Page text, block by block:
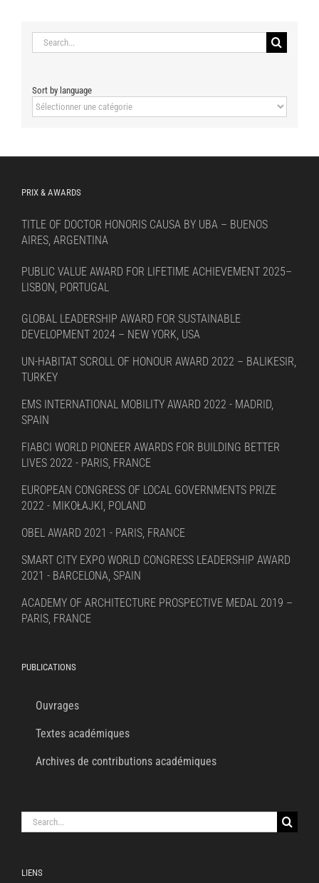
Search
for:
Sort by language
Sort
by
PRIX & AWARDS
TITLE OF DOCTOR HONORIS CAUSA BY UBA – BUENOS
AIRES, ARGENTINA
PUBLIC VALUE AWARD FOR LIFETIME ACHIEVEMENT 2025–
LISBON, PORTUGAL
GLOBAL LEADERSHIP AWARD FOR SUSTAINABLE
DEVELOPMENT 2024 – NEW YORK, USA
UN-HABITAT SCROLL OF HONOUR AWARD 2022 – BALIKESIR,
TURKEY
EMS INTERNATIONAL MOBILITY AWARD 2022 - MADRID,
SPAIN
FIABCI WORLD PIONEER AWARDS FOR BUILDING BETTER
LIVES 2022 - PARIS, FRANCE
EUROPEAN CONGRESS OF LOCAL GOVERNMENTS PRIZE
2022 - MIKOŁAJKI, POLAND
OBEL AWARD 2021 - PARIS, FRANCE
SMART CITY EXPO WORLD CONGRESS LEADERSHIP AWARD
2021 - BARCELONA, SPAIN
ACADEMY OF ARCHITECTURE PROSPECTIVE MEDAL 2019 –
PARIS, FRANCE
PUBLICATIONS
Ouvrages
Textes académiques
Archives de contributions académiques
Search
for:
LIENS